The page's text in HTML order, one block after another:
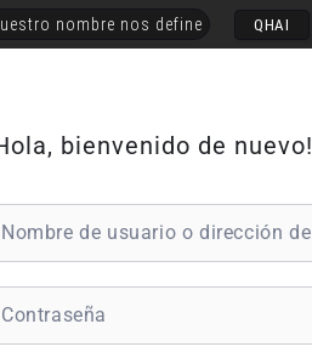
nombre nos define QHAI
bienvenido de nuevo!